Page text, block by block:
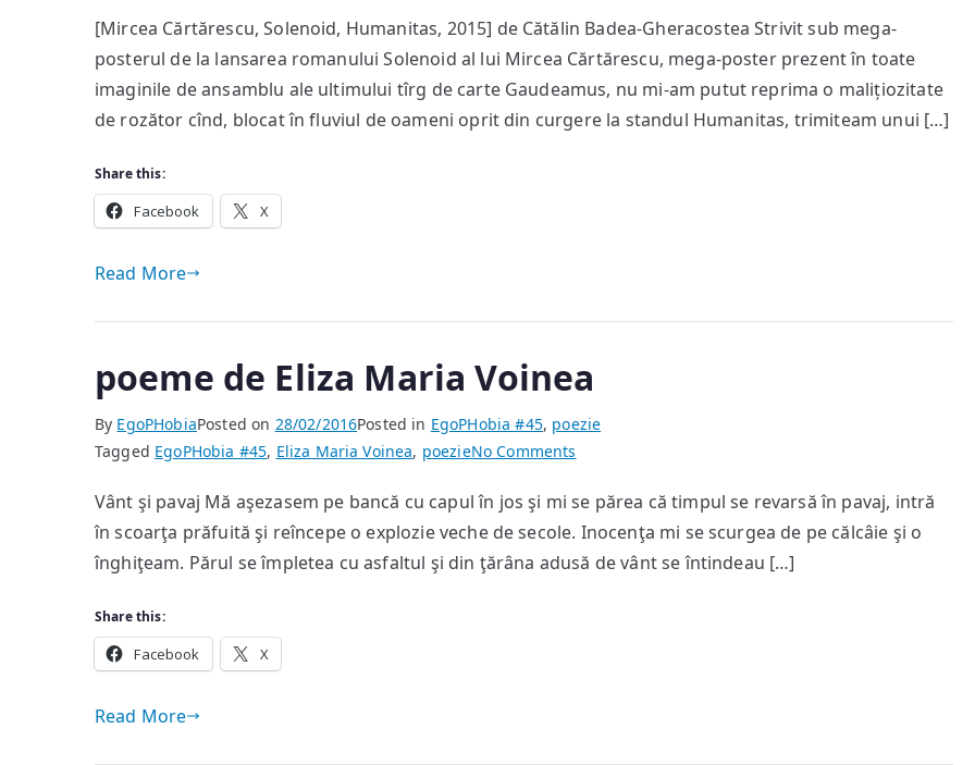
inadecvare
și
stele
[Mircea Cărtărescu, Solenoid, Humanitas, 2015] de Cătălin Badea-Gheracostea Strivit sub mega-
posterul de la lansarea romanului Solenoid al lui Mircea Cărtărescu, mega-poster prezent în toate
imaginile de ansamblu ale ultimului tîrg de carte Gaudeamus, nu mi-am putut reprima o malițiozitate
de rozător cînd, blocat în fluviul de oameni oprit din curgere la standul Humanitas, trimiteam unui […]
Share this:
Facebook X
Read More
poeme de Eliza Maria Voinea
By EgoPHobiaPosted on 28/02/2016Posted in EgoPHobia #45, poezie
Tagged EgoPHobia #45, Eliza Maria Voinea, poezieNo Comments
de
Eliza
Maria
Vânt şi pavaj Mă aşezasem pe bancă cu capul în jos şi mi se părea că timpul se revarsă în pavaj, intră
în scoarţa prăfuită şi reîncepe o explozie veche de secole. Inocenţa mi se scurgea de pe călcâie şi o
înghiţeam. Părul se împletea cu asfaltul şi din ţărâna adusă de vânt se întindeau […]
Share this:
Facebook X
Read More